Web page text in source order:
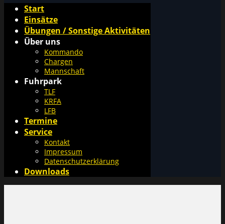
Start
Einsätze
Übungen / Sonstige Aktivitäten
Über uns
Kommando
Chargen
Mannschaft
Fuhrpark
TLF
KRFA
LFB
Termine
Service
Kontakt
Impressum
Datenschutzerklärung
Downloads